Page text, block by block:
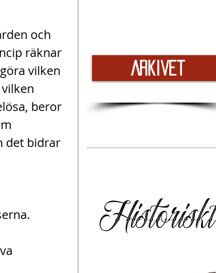
och
räknar
vilken
beror
det bidrar
Arkivet
Historiskt